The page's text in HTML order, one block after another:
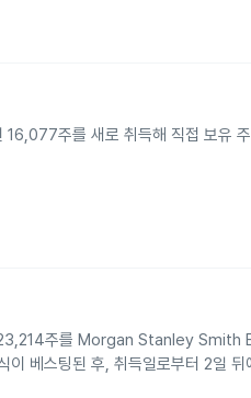
주를 새로 취득해 직접 보유
주를 Morgan Stanley Smith
베스팅된 후, 취득일로부터 2일 뒤